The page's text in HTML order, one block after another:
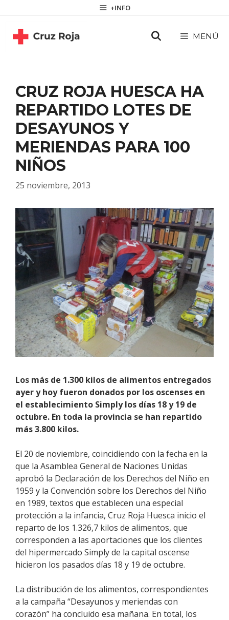
contenido
+INFO
MENÚ
CRUZ ROJA HUESCA HA
REPARTIDO LOTES DE
DESAYUNOS Y
MERIENDAS PARA 100
NIÑOS
25 noviembre, 2013
Los más de 1.300 kilos de alimentos entregados
ayer y hoy fueron donados por los oscenses en
el establecimiento Simply los días 18 y 19 de
octubre. En toda la provincia se han repartido
más 3.800 kilos.
El 20 de noviembre, coincidiendo con la fecha en la
que la Asamblea General de Naciones Unidas
aprobó la Declaración de los Derechos del Niño en
1959 y la Convención sobre los Derechos del Niño
en 1989, textos que establecen una especial
protección a la infancia, Cruz Roja Huesca inicio el
reparto de los 1.326,7 kilos de alimentos, que
corresponden a las aportaciones que los clientes
del hipermercado Simply de la capital oscense
hicieron los pasados días 18 y 19 de octubre.
La distribución de los alimentos, correspondientes
a la campaña “Desayunos y meriendas con
corazón” ha concluido esa mañana. En total, los